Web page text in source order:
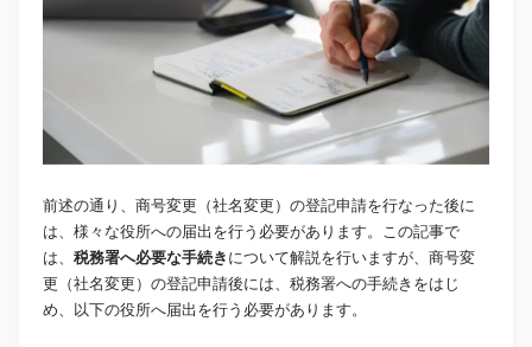
前述の通り、商号変更（社名変更）の登記申請を行なった後に
は、様々な役所への届出を行う必要があります。この記事で
は、 税務署へ必要な手続き について解説を行いますが、商号変
更（社名変更）の登記申請後には、税務署への手続きをはじ
め、以下の役所へ届出を行う必要があります。